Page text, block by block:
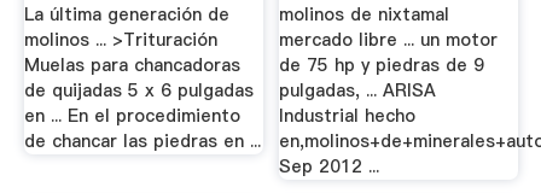
La última generación de
molinos ... >Trituración
Muelas para chancadoras
de quijadas 5 x 6 pulgadas
en ... En el procedimiento
de chancar las piedras en ...
molinos de nixtamal
mercado libre ... un motor
de 75 hp y piedras de 9
pulgadas, ... ARISA
Industrial hecho
Sep 2012 ...